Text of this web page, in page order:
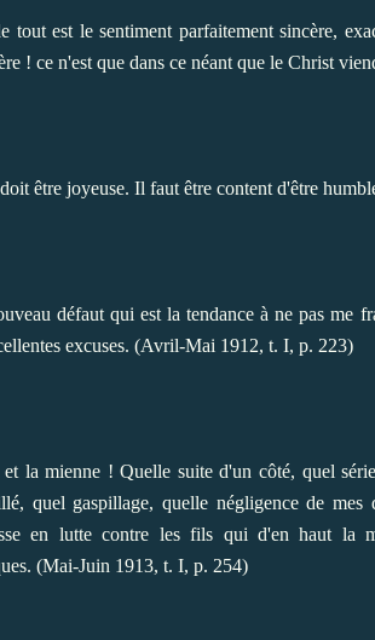
tout est le sentiment parfaitement sincère,
! ce n'est que dans ce néant que le Christ
être joyeuse. Il faut être content d'être
défaut qui est la tendance à ne pas me
excuses. (Avril-Mai 1912, t. I, p. 223)
la mienne ! Quelle suite d'un côté, quel
quel gaspillage, quelle négligence de
en lutte contre les fils qui d'en haut la
(Mai-Juin 1913, t. I, p. 254)